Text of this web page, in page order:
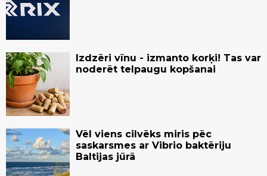
Izdzēri vīnu - izmanto korķi! Tas var
noderēt telpaugu kopšanai
Vēl viens cilvēks miris pēc
saskarsmes ar Vibrio baktēriju
Baltijas jūrā